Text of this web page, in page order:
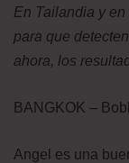
En Tailandia y
para que
ahora, los
BANGKOK –
Angel es una